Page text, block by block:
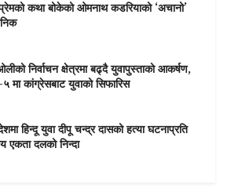
कथा बोकेको ओमनाथ कडरियाको ‘अचानो’
निर्वाचन क्षेत्रमा बढ्दै युवापुस्ताको आकर्षण,
मा कांग्रेसबाट युवाको सिफारिस
हिन्दू युवा दीपू चन्द्र दासको हत्या घटनाप्रति
एकता दलको निन्दा